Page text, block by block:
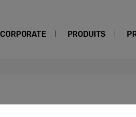
CORPORATE PRODUITS